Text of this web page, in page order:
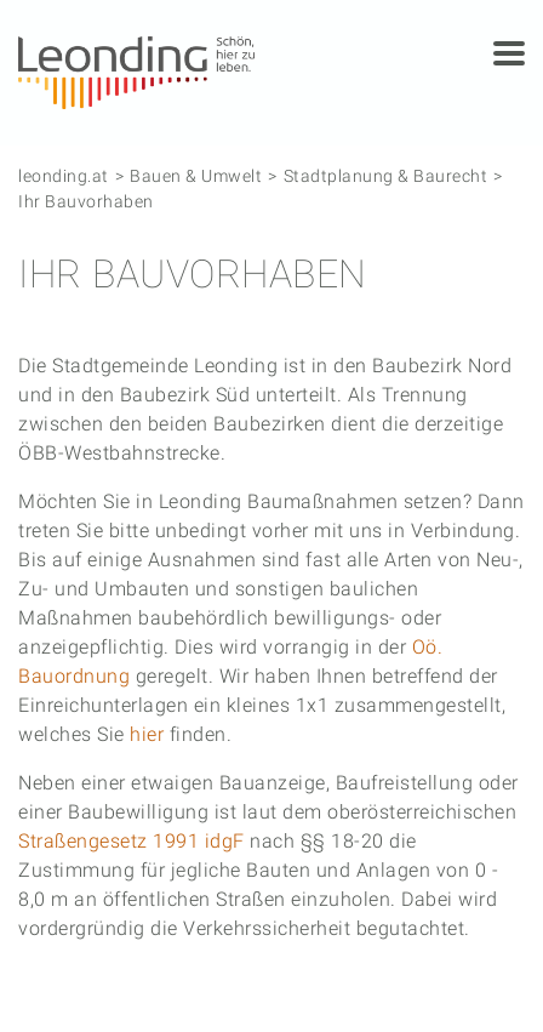
leonding.at Bauen & Umwelt
Stadtplanung & Baurecht
Ihr Bauvorhaben
IHR BAUVORHABEN
Die Stadtgemeinde Leonding ist in den Baubezirk Nord
und in den Baubezirk Süd unterteilt. Als Trennung
zwischen den beiden Baubezirken dient die derzeitige
ÖBB-Westbahnstrecke.
Möchten Sie in Leonding Baumaßnahmen setzen? Dann
treten Sie bitte unbedingt vorher mit uns in Verbindung.
Bis auf einige Ausnahmen sind fast alle Arten von Neu-,
Zu- und Umbauten und sonstigen baulichen
Maßnahmen baubehördlich bewilligungs- oder
anzeigepflichtig. Dies wird vorrangig in der Oö.
Bauordnung geregelt. Wir haben Ihnen betreffend der
Einreichunterlagen ein kleines 1x1 zusammengestellt,
welches Sie hier finden.
Neben einer etwaigen Bauanzeige, Baufreistellung oder
einer Baubewilligung ist laut dem oberösterreichischen
Straßengesetz 1991 idgF nach §§ 18-20 die
Zustimmung für jegliche Bauten und Anlagen von 0 -
8,0 m an öffentlichen Straßen einzuholen. Dabei wird
vordergründig die Verkehrssicherheit begutachtet.